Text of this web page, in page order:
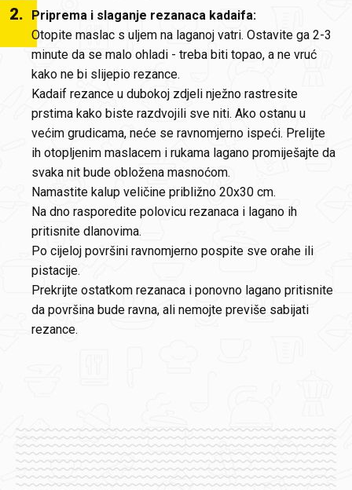
2.
Priprema i slaganje rezanaca kadaifa:
Otopite maslac s uljem na laganoj vatri. Ostavite ga 2-3
minute da se malo ohladi - treba biti topao, a ne vruć
kako ne bi slijepio rezance.
Kadaif rezance u dubokoj zdjeli nježno rastresite
prstima kako biste razdvojili sve niti. Ako ostanu u
većim grudicama, neće se ravnomjerno ispeći. Prelijte
ih otopljenim maslacem i rukama lagano promiješajte da
svaka nit bude obložena masnoćom.
Namastite kalup veličine približno 20x30 cm.
Na dno rasporedite polovicu rezanaca i lagano ih
pritisnite dlanovima.
Po cijeloj površini ravnomjerno pospite sve orahe ili
pistacije.
Prekrijte ostatkom rezanaca i ponovno lagano pritisnite
da površina bude ravna, ali nemojte previše sabijati
rezance.